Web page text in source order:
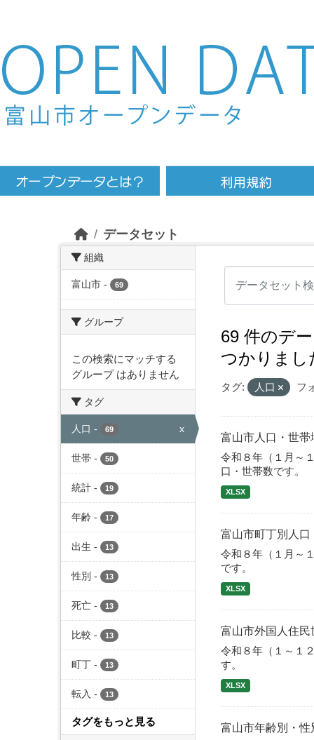
Skip to main content
データセット
組織
富山市 - 69
グループ
この検索にマッチする
グループ はありません
タグ
人口 - 69 x
世帯 - 50
統計 - 19
年齢 - 17
出生 - 13
性別 - 13
死亡 - 13
比較 - 13
町丁 - 13
転入 - 13
タグをもっと見る
69 件のデ
つかりまし
タグ: 人口 フ
富山市人口・世
令和８年（１月～
口・世帯数です。
XLSX
富山市町丁別人
令和８年（１月～
です。
XLSX
富山市外国人住
令和８年（１～１
す。
XLSX
富山市年齢別・